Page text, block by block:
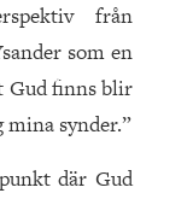
från
som en
Gud finns blir
synder.”
där Gud